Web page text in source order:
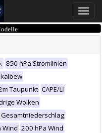
Toggle
850 hPa Stromlinien
Taupunkt CAPE/LI
Wolken
Gesamtniederschlag
Wind 200 hPa Wind